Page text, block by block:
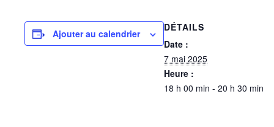
Ajouter au calendrier
DÉTAILS
Date :
7 mai 2025
Heure :
18 h 00 min - 20 h 30 min